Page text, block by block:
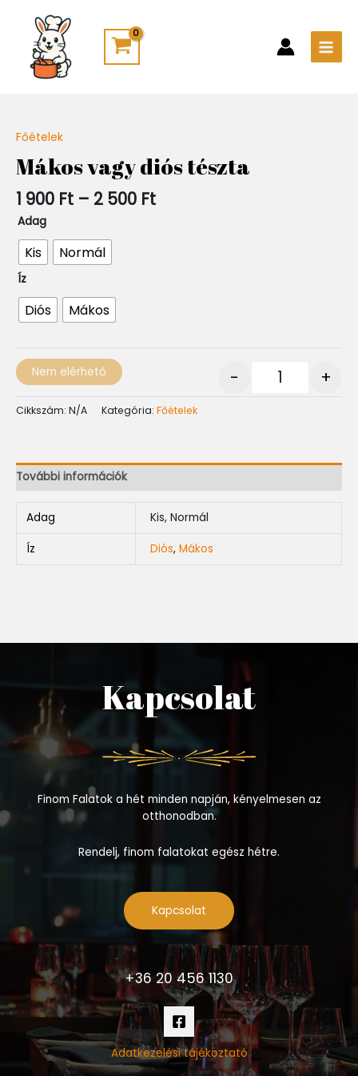
content
Főételek
Mákos vagy diós tészta
1 900 Ft – 2 500 Ft
1
900 Ft
-
2
Adag
Kis Normál
Íz
Diós Mákos
- +
Nem elérhető
Cikkszám: N/A Kategória: Főételek
További információk
Adag Kis, Normál
Íz Diós,Mákos
Kapcsolat
Finom Falatok a hét minden napján, kényelmesen az
otthonodban.
Rendelj, finom falatokat egész hétre.
Kapcsolat
+36 20 456 1130
Adatkezelési tájékoztató